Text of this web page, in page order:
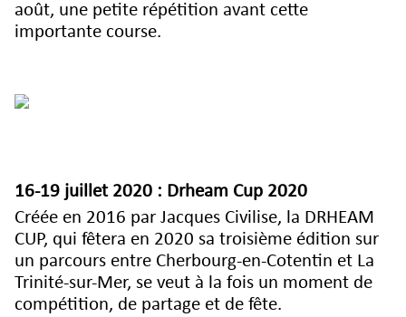
août, une petite répétition avant cette
importante course.
16-19 juillet 2020 : Drheam Cup 2020
Créée en 2016 par Jacques Civilise, la DRHEAM
CUP, qui fêtera en 2020 sa troisième édition sur
un parcours entre Cherbourg-en-Cotentin et La
Trinité-sur-Mer, se veut à la fois un moment de
compétition, de partage et de fête.